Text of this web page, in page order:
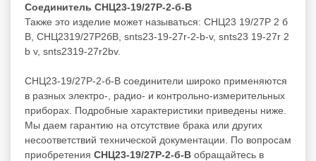
Соединитель СНЦ23-19/27Р-2-б-В
Также это изделие может называться: СНЦ23 19/27Р 2 б
В, СНЦ2319/27Р2бВ, snts23-19-27r-2-b-v, snts23 19-27r 2
b v, snts2319-27r2bv.
СНЦ23-19/27Р-2-б-В соединители широко применяются
в разных электро-, радио- и контрольно-измерительных
приборах. Подробные характеристики приведены ниже.
Мы даем гарантию на отсутствие брака или других
несоответствий технической документации. По вопросам
приобретения СНЦ23-19/27Р-2-б-В обращайтесь в